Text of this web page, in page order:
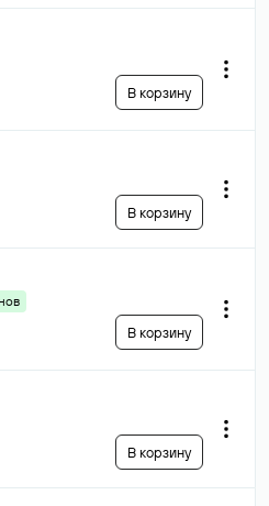
В корзину
В корзину
В корзину
В корзину